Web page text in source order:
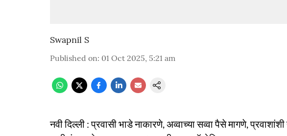
Swapnil S
Published on: 01 Oct 2025, 5:21 am
नवी दिल्ली : प्रवासी भाडे नाकारणे, अव्वाच्या सव्वा पैसे मागणे,